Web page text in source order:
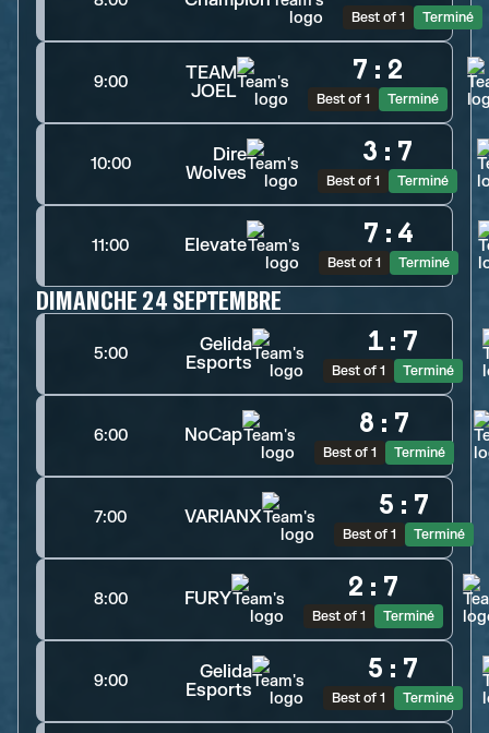
Best of 1 Terminé
9:00
TEAM
JOEL
7 : 2
Best of 1 Terminé
10:00
Dire
Wolves
3 : 7
Best of 1 Terminé
11:00 Elevate 7 : 4
Best of 1 Terminé
DIMANCHE 24 SEPTEMBRE
5:00
Gelida
Esports
1 : 7
Best of 1 Terminé
6:00 NoCap 8 : 7
Best of 1 Terminé
7:00 VARIANX 5 : 7
Best of 1 Terminé
8:00 FURY 2 : 7
Best of 1 Terminé
9:00
Gelida
Esports
5 : 7
Best of 1 Terminé